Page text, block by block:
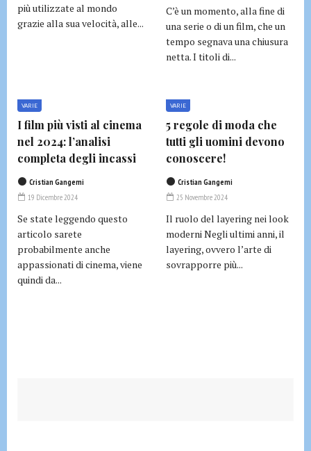
più utilizzate al mondo
grazie alla sua velocità, alle...
C’è un momento, alla fine di
una serie o di un film, che un
tempo segnava una chiusura
netta. I titoli di...
VARIE
I film più visti al cinema
nel 2024: l’analisi
completa degli incassi
Cristian Gangemi
19 Dicembre 2024
Se state leggendo questo
articolo sarete
probabilmente anche
appassionati di cinema, viene
quindi da...
VARIE
5 regole di moda che
tutti gli uomini devono
conoscere!
Cristian Gangemi
25 Novembre 2024
Il ruolo del layering nei look
moderni Negli ultimi anni, il
layering, ovvero l’arte di
sovrapporre più...